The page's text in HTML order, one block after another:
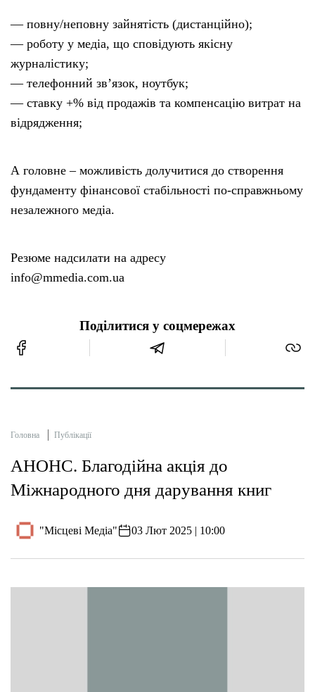
— повну/неповну зайнятість (дистанційно);
— роботу у медіа, що сповідують якісну
журналістику;
— телефонний зв’язок, ноутбук;
— ставку +% від продажів та компенсацію витрат на
відрядження;
А головне – можливість долучитися до створення
фундаменту фінансової стабільності по-справжньому
незалежного медіа.
Резюме надсилати на адресу
info@mmedia.com.ua
Поділитися у соцмережах
Головна Публікації
АНОНС. Благодійна акція до
Міжнародного дня дарування книг
"Місцеві Медіа" 03 Лют 2025 | 10:00